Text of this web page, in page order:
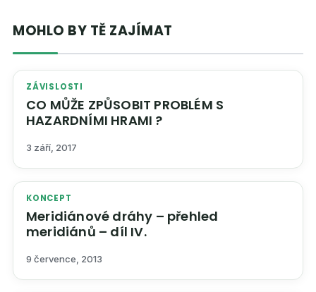
MOHLO BY TĚ ZAJÍMAT
ZÁVISLOSTI
CO MŮŽE ZPŮSOBIT PROBLÉM S
HAZARDNÍMI HRAMI ?
3 září, 2017
KONCEPT
Meridiánové dráhy – přehled
meridiánů – díl IV.
9 července, 2013